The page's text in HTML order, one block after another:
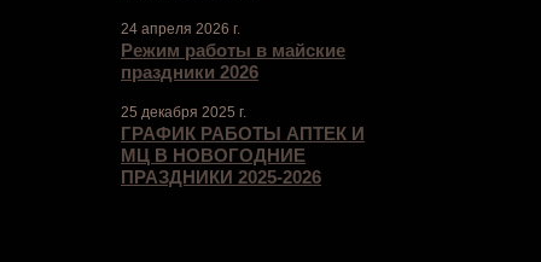
24 апреля 2026 г.
Режим работы в майские
праздники 2026
25 декабря 2025 г.
ГРАФИК РАБОТЫ АПТЕК И
МЦ В НОВОГОДНИЕ
ПРАЗДНИКИ 2025-2026